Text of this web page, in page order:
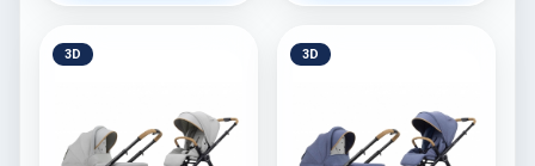
3D 3D